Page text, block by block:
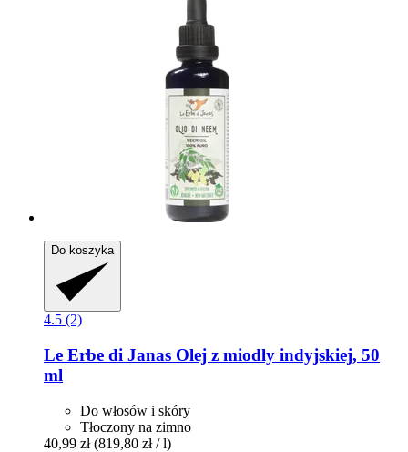
Do koszyka
4.5 (2)
Le Erbe di Janas Olej z miodly indyjskiej, 50
ml
Do włosów i skóry
Tłoczony na zimno
40,99 zł (819,80 zł / l)